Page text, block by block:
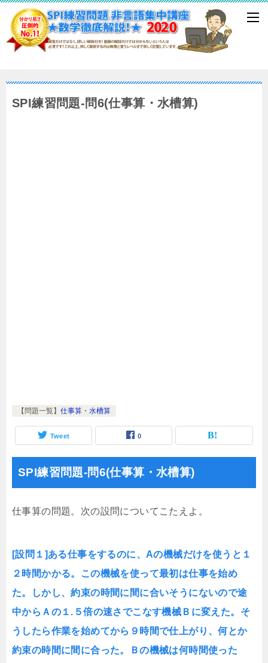
SPI練習問題-問6(仕事算・水槽算)
【問題一覧】 仕事算・水槽算
Tweet 0
SPI練習問題-問6(仕事算・水槽算)
仕事算の問題。次の設問についてこたえよ。
[設問１]ある仕事をするのに、Aの機械だけを使うと１
２時間かかる。この機械を使って最初は仕事を始め
た。しかし、約束の時間に間に合いそうにないので途
中からＡの１.５倍の速さでこなす機械Ｂに変えた。そ
うしたら作業を始めてから９時間で仕上がり、何とか
約束の時間に間に合った。Ｂの機械は何時間使った